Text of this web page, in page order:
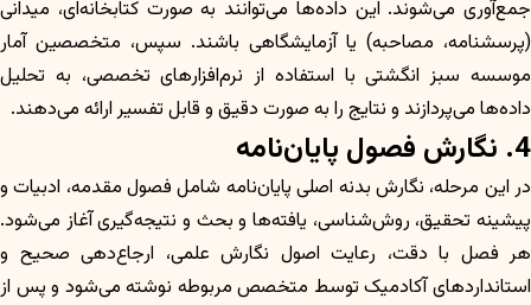
جمع‌آوری می‌شوند. این داده‌ها می‌توانند به صورت کتابخانه‌ای، میدانی
(پرسشنامه، مصاحبه) یا آزمایشگاهی باشند. سپس، متخصصین آمار
موسسه سبز انگشتی با استفاده از نرم‌افزارهای تخصصی، به تحلیل
داده‌ها می‌پردازند و نتایج را به صورت دقیق و قابل تفسیر ارائه می‌دهند.
4. نگارش فصول پایان‌نامه
در این مرحله، نگارش بدنه اصلی پایان‌نامه شامل فصول مقدمه، ادبیات و
پیشینه تحقیق، روش‌شناسی، یافته‌ها و بحث و نتیجه‌گیری آغاز می‌شود.
هر فصل با دقت، رعایت اصول نگارش علمی، ارجاع‌دهی صحیح و
استانداردهای آکادمیک توسط متخصص مربوطه نوشته می‌شود و پس از